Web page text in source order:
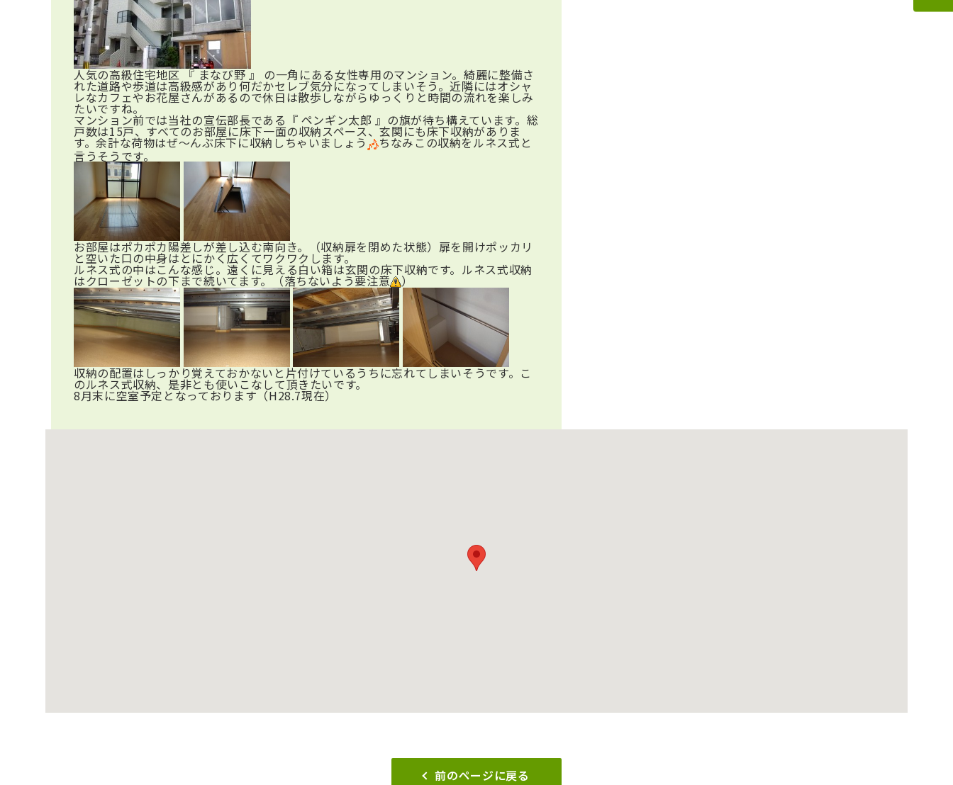
人気の高級住宅地区 『 まなび野 』 の一角にある女性専用のマンション。綺麗に整備さ
れた道路や歩道は高級感があり何だかセレブ気分になってしまいそう。近隣にはオシャ
レなカフェやお花屋さんがあるので休日は散歩しながらゆっくりと時間の流れを楽しみ
たいですね。
マンション前では当社の宣伝部長である『 ペンギン太郎 』の旗が待ち構えています。総
戸数は15戸、すべてのお部屋に床下一面の収納スペース、玄関にも床下収納がありま
す。余計な荷物はぜ～んぶ床下に収納しちゃいましょう ちなみこの収納をルネス式と
言うそうです。
お部屋はポカポカ陽差しが差し込む南向き。（収納扉を閉めた状態）扉を開けポッカリ
と空いた口の中身はとにかく広くてワクワクします。
ルネス式の中はこんな感じ。遠くに見える白い箱は玄関の床下収納です。ルネス式収納
はクローゼットの下まで続いてます。（落ちないよう要注意 ）
収納の配置はしっかり覚えておかないと片付けているうちに忘れてしまいそうです。こ
のルネス式収納、是非とも使いこなして頂きたいです。
8月末に空室予定となっております（H28.7現在）
前のページに戻る